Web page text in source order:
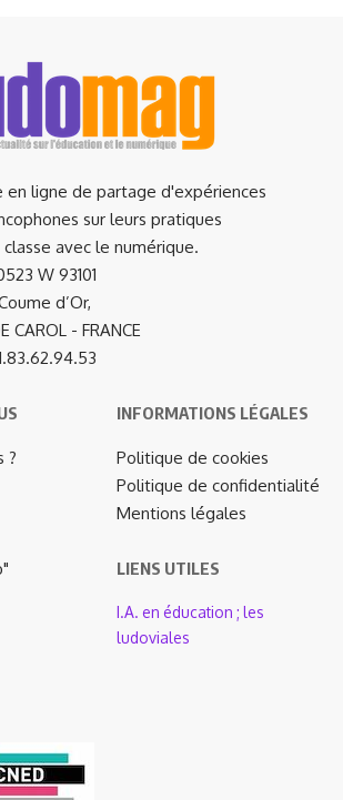
en ligne de partage d'expériences
sur leurs pratiques
avec le numérique.
W 93101
d’Or,
CAROL - FRANCE
?
INFORMATIONS LÉGALES
Politique de cookies
Politique de confidentialité
Mentions légales
LIENS UTILES
I.A. en éducation ; les
ludoviales